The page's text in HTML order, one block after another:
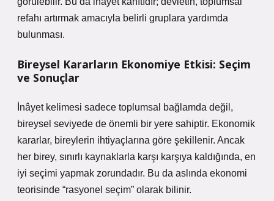
refahı artırmak amacıyla belirli gruplara yardımda
bulunması.
Bireysel Kararların Ekonomiye Etkisi: Seçim
ve Sonuçlar
İnâyet kelimesi sadece toplumsal bağlamda değil,
bireysel seviyede de önemli bir yere sahiptir. Ekonomik
kararlar, bireylerin ihtiyaçlarına göre şekillenir. Ancak
her birey, sınırlı kaynaklarla karşı karşıya kaldığında, en
iyi seçimi yapmak zorundadır. Bu da aslında ekonomi
teorisinde “rasyonel seçim” olarak bilinir.